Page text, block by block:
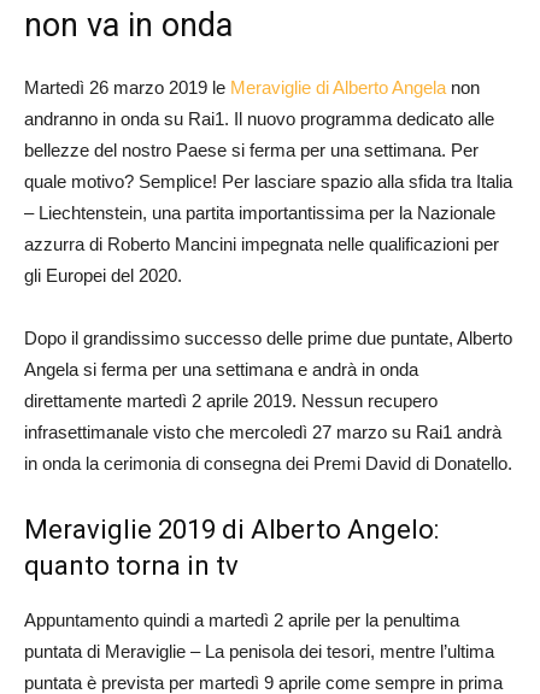
non va in onda
Martedì 26 marzo 2019 le Meraviglie di Alberto Angela non
andranno in onda su Rai1. Il nuovo programma dedicato alle
bellezze del nostro Paese si ferma per una settimana. Per
quale motivo? Semplice! Per lasciare spazio alla sfida tra Italia
– Liechtenstein, una partita importantissima per la Nazionale
azzurra di Roberto Mancini impegnata nelle qualificazioni per
gli Europei del 2020.
Dopo il grandissimo successo delle prime due puntate, Alberto
Angela si ferma per una settimana e andrà in onda
direttamente martedì 2 aprile 2019. Nessun recupero
infrasettimanale visto che mercoledì 27 marzo su Rai1 andrà
in onda la cerimonia di consegna dei Premi David di Donatello.
Meraviglie 2019 di Alberto Angelo:
quanto torna in tv
Appuntamento quindi a martedì 2 aprile per la penultima
puntata di Meraviglie – La penisola dei tesori, mentre l’ultima
puntata è prevista per martedì 9 aprile come sempre in prima